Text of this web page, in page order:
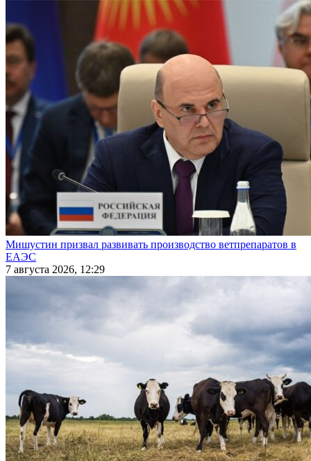
Мишустин призвал развивать производство ветпрепаратов в
ЕАЭС
7 августа 2026, 12:29